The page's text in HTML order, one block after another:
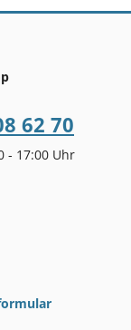
62 70
- 17:00 Uhr